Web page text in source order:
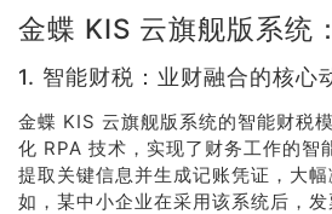
金蝶 KIS 云旗舰版系统
1. 智能财税：业财融合的核心
金蝶 KIS 云旗舰版系统的智能财税
化 RPA 技术，实现了财务工作的智
提取关键信息并生成记账凭证，大
如，某中小企业在采用该系统后，